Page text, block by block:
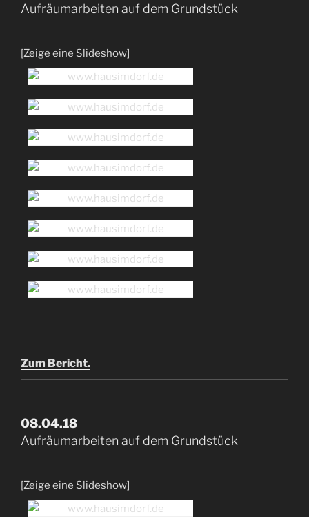
Aufräumarbeiten auf dem Grundstück
[Zeige eine Slideshow]
Zum Bericht.
08.04.18
Aufräumarbeiten auf dem Grundstück
[Zeige eine Slideshow]